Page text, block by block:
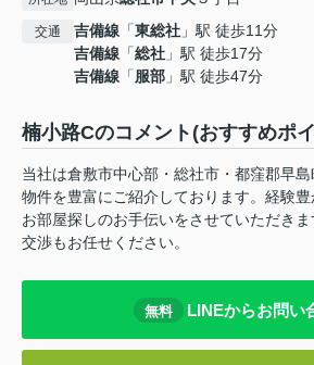
交通 吉備線 「東総社 」駅 徒歩11分
吉備線 「総社 」駅 徒歩17分
吉備線 「服部 」駅 徒歩47分
楠小路Cのコメント(おすすめポ
当社は倉敷市中心部・総社市・都窪郡早
物件を豊富にご紹介しております。経験
お部屋探しのお手伝いをさせていただき
交渉もお任せください。
無料 LINEからお問い